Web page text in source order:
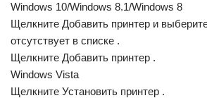
Windows 10/Windows 8.1/Windows 8
Щелкните Добавить принтер и
отсутствует в списке .
Щелкните Добавить принтер .
Windows Vista
Щелкните Установить принтер .